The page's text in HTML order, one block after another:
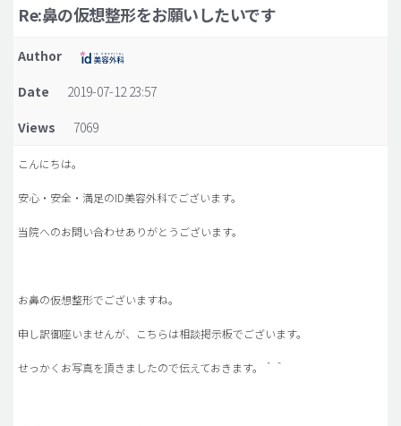
プチ整形
idリアルストーリー
idニュース
病院紹介
安全整形
料金一覧
Re:鼻の仮想整形をお願いしたいです
Author
Date
2019-07-12 23:57
Views
7069
こんにちは。
安心・安全・満足のID美容外科でございます。
当院へのお問い合わせありがとうございます。
お鼻の仮想整形でございますね。
申し訳御座いませんが、こちらは相談掲示板でございます。
せっかくお写真を頂きましたので伝えておきます。＾＾